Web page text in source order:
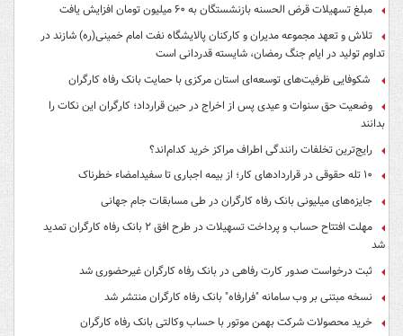
مبلغ تسهیلات قرض الحسنه بازنشستگان به ۶۰ میلیون تومان افزایش یافت
تلاش و تعهد مجموعه مدیران و کارکنان پالایشگاه نفت امام خمینی(ره) شازند در
تداوم تولید در ایام جنگ رمضان، شایسته قدردانی است
شکوفایی ظرفیت‌های توسعه‌ای استان مرکزی با حمایت بانک رفاه کارگران
وضعیت حق سنوات و عیدی پس از اخراج در حین قرارداد؛ کارگران این نکات را
بدانند
رایج‌ترین تخلفات رانندگی اطراف مراکز خرید کدام‌اند؟
۱۰ تله حقوقی در قراردادهای کار؛ از بیمه اجباری تا سفیدامضاء خطرناک
جایزه‌های میلیونی بانک رفاه کارگران در طی مسابقات جام جهانی
مهلت افتتاح حساب و پرداخت تسهیلات در طرح افق ۲ بانک رفاه کارگران تمدید
شد
ثبت درخواست صدور کارت رفاهی در بانک رفاه کارگران غیرحضوری شد
نسخه مبتنی بر وب سامانه "فرارفاه" بانک رفاه کارگران منتشر شد
خرید محصولات شرکت بهمن موتور با حساب وکالتی بانک رفاه کارگران